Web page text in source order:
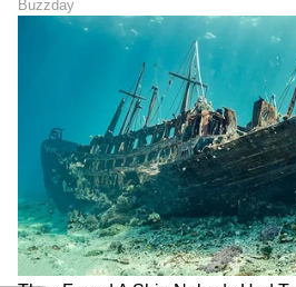
ABOUT THE AUTHOR
SH Sushma Hegde
ಸುವರ್ಣ ನ್ಯೂಸ್ ಸುದ್ದಿ ಮಾಧ್ಯಮದ